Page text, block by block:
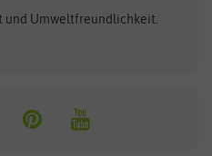
Hortitops
JUB Holland
Umweltfreundlichkeit.